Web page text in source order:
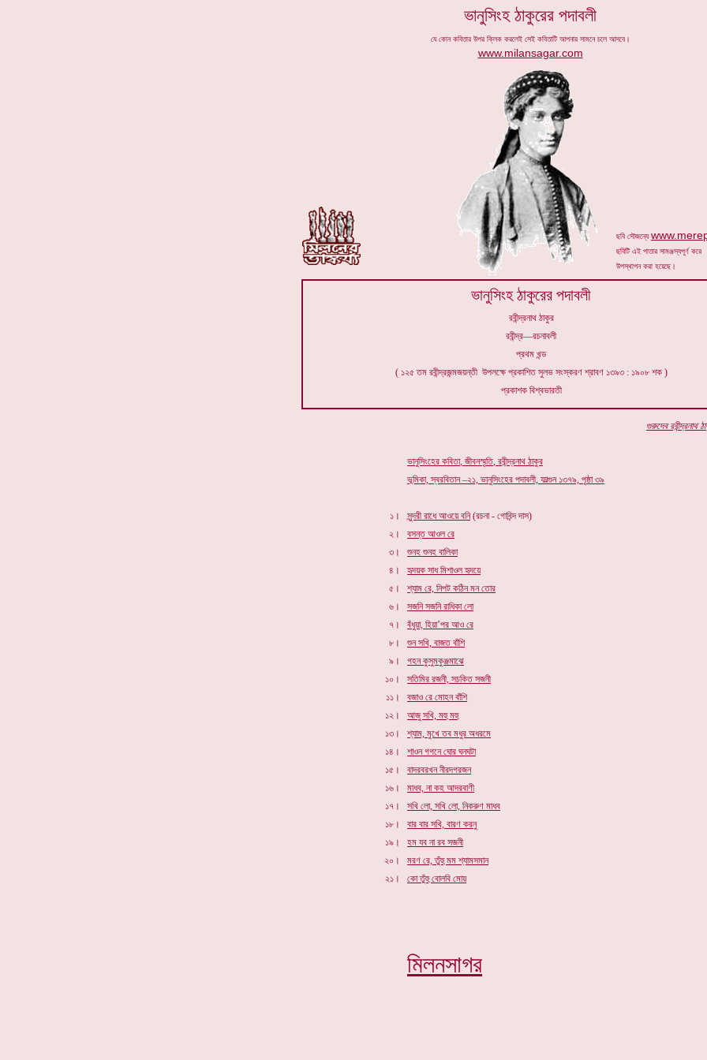
গুরুদেব রবীন্দ্রনাথ
ভানুসিংহের কবিতা, জীবনস্মৃতি, রবীন্দ্রনাথ ঠাকুর
ভূমিকা, স্বরবিতান –২১, ভানুসিংহের পদাবলী, ফাল্গুন ১৩৭৯, পৃষ্ঠা ৩৯
সুন্দরী রাধে আওয়ে বনি(রচনা - গোবিন্দ দাস)
বসন্ত আওল রে
শুনহ শুনহ বালিকা
হৃদয়ক সাধ মিশাওল হৃদয়ে
শ্যাম রে, নিপট কঠিন মন তোর
সজনি সজনি রাধিকা লো
বঁধুয়া, হিয়া’পর আও রে
শুন সখি, বাজত বাঁশি
গহন কুসুমকুঞ্জমাঝে
সতিমির রজনী, সচকিত সজনী
বজাও রে মোহন বাঁশি
আজু সখি, মহু মহু
শ্যাম, মুখে তব মধুর অধরমে
শাওন গগনে ঘোর ঘনঘটা
বাদরবরখন নীরদগরজন
মাধব, না কহ আদরবাণী
সখি লো, সখি লো, নিকরুণ মাধব
বার বার সখি, বারণ করনু
হম যব না রব সজনী
মরণ রে,তুঁহু মম শ্যামসমান
কো তুঁহু বোলবি মোয়
মিলনসাগর
১।
২।
৩।
৪।
৫।
৬।
৭।
৮।
৯।
১০।
১১।
১২।
১৩।
১৪।
১৫।
১৬।
১৭।
১৮।
১৯।
২০।
২১।
ভানুসিংহ ঠাকুরের পদাবলী
যে কোন কবিতার উপর ক্লিক করলেই সেই কবিতাটি আপনার সামনে চলে আসবে।
www.milansagar.com
ভানুসিংহ ঠাকুরের পদাবলী
রবীন্দ্রনাথ ঠাকুর
রবীন্দ্র—রচনাবলী
প্রথম খন্ড
( ১২৫ তম রবীন্দ্রজন্মজয়ন্তী উপলক্ষে প্রকাশিত সুলভ সংস্করণ শ্রাবণ ১৩৯৩ : ১৯০৮ শক )
প্রকাশক বিশ্বভারতী
ছবি সৌজন্যে
ছবিটি এই পাতার সামঞ্জস্যপূর্ণ করে
উপস্থাপন করা হয়েছে।